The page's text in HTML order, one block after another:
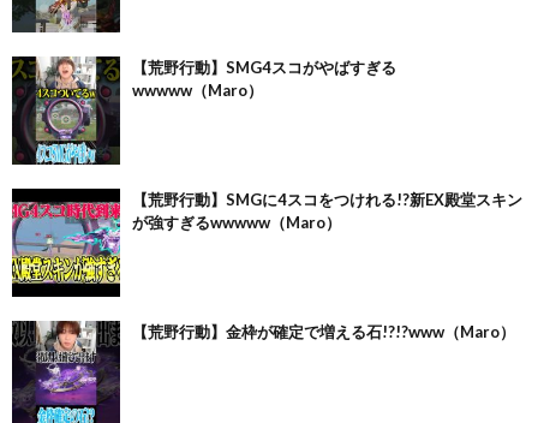
【荒野行動】SMG4スコがやばすぎる
wwwww（Maro）
【荒野行動】SMGに4スコをつけれる!?新EX殿堂スキン
が強すぎるwwwww（Maro）
【荒野行動】金枠が確定で増える石!?!?www（Maro）